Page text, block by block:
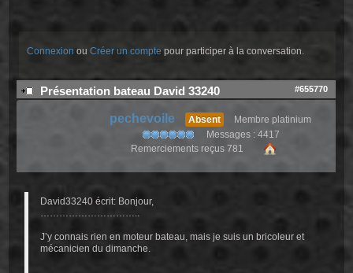
Connexion ouCréer un compte pour participer à la conversation.
Présentation bateau David 33240 #655770
pechevoile Absent
Membre platinium
Messages : 4417
Remerciements reçus 781
David33240 écrit: Bonjour,
J’y connais rien en moteur bateau, mais je suis un bricoleur et
mécanicien du dimanche.